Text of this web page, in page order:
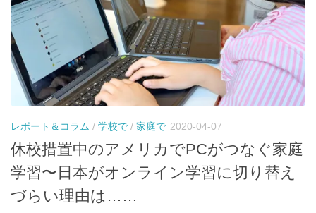
レポート＆コラム / 学校で / 家庭で 2020-04-07
休校措置中のアメリカでPCがつなぐ家庭
学習〜日本がオンライン学習に切り替え
づらい理由は……